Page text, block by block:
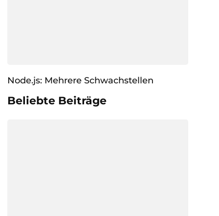
Node.js: Mehrere Schwachstellen
Beliebte Beiträge